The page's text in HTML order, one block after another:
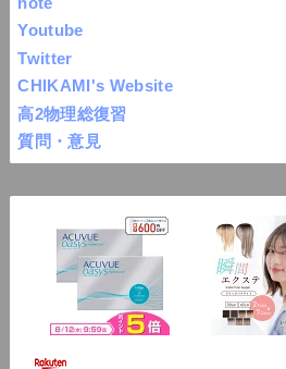
Youtube
Twitter
CHIKAMI's Website
高2物理総復習
質問・意見